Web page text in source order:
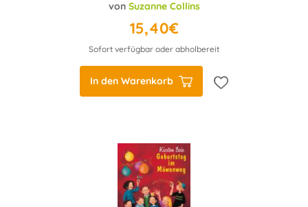
von Suzanne Collins
15,40€
Sofort verfügbar oder abholbereit
In den Warenkorb